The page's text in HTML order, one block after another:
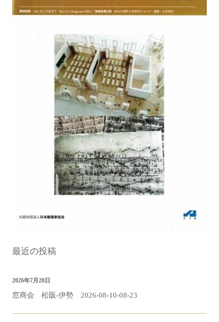
最近の投稿
窓商会 松阪-伊勢 2026-08-10-08-23
2026年7月28日